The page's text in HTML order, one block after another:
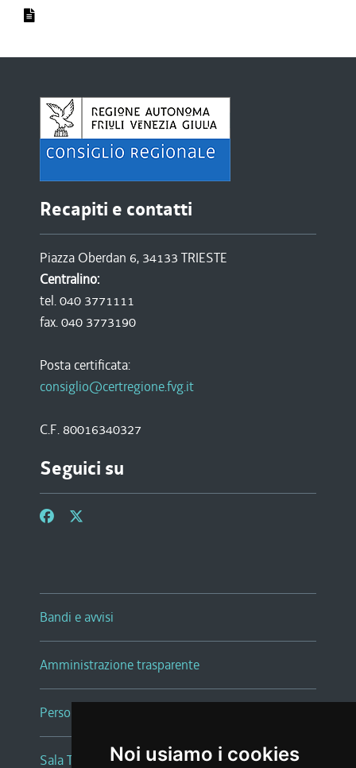
Noi usiamo i cookies
Recapiti e contatti
Piazza Oberdan 6, 34133 TRIESTE
Centralino:
tel. 040 3771111
fax. 040 3773190
Posta certificata:
consiglio@certregione.fvg.it
C.F. 80016340327
Seguici su
Bandi e avvisi
Amministrazione trasparente
Persone e Uffici
Sala Tiziano Tessitori